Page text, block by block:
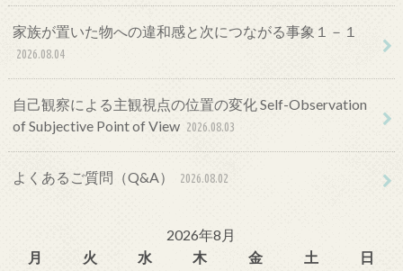
家族が置いた物への違和感と次につながる事象１－１
2026.08.04
自己観察による主観視点の位置の変化 Self-Observation
of Subjective Point of View 2026.08.03
よくあるご質問（Q&A） 2026.08.02
2026年8月
月
火 水 木 金 土
日